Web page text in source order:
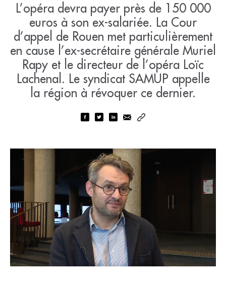
L’opéra devra payer près de 150 000
euros à son ex-salariée. La Cour
d’appel de Rouen met particulièrement
en cause l’ex-secrétaire générale Muriel
Rapy et le directeur de l’opéra Loïc
Lachenal. Le syndicat SAMUP appelle
la région à révoquer ce dernier.